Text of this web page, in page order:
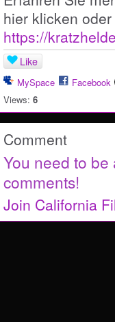
hier klicken
https://
Like
MySpace
Facebook
Views: 6
Comment
You need to
comments!
Join California